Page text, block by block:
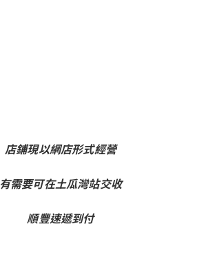
店鋪現以網店形式經營
有需要可在土瓜灣站交收
順豐速遞到付